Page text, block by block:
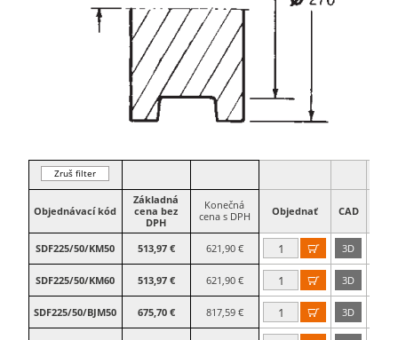
Zruš filter
Objednávací kód
Základná
cena bez
DPH
Konečná
cena s DPH
Objednať CAD
SDF225/50/KM50 513,97 € 621,90 €  3D
SDF225/50/KM60 513,97 € 621,90 €  3D
SDF225/50/BJM50 675,70 € 817,59 €  3D